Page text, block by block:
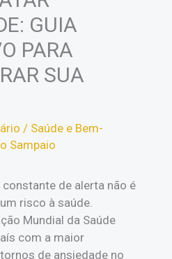
GUIA
PARA
SUA
/ Saúde e Bem-
Sampaio
de alerta não é
risco à saúde.
Mundial da Saúde
com a maior
de ansiedade no